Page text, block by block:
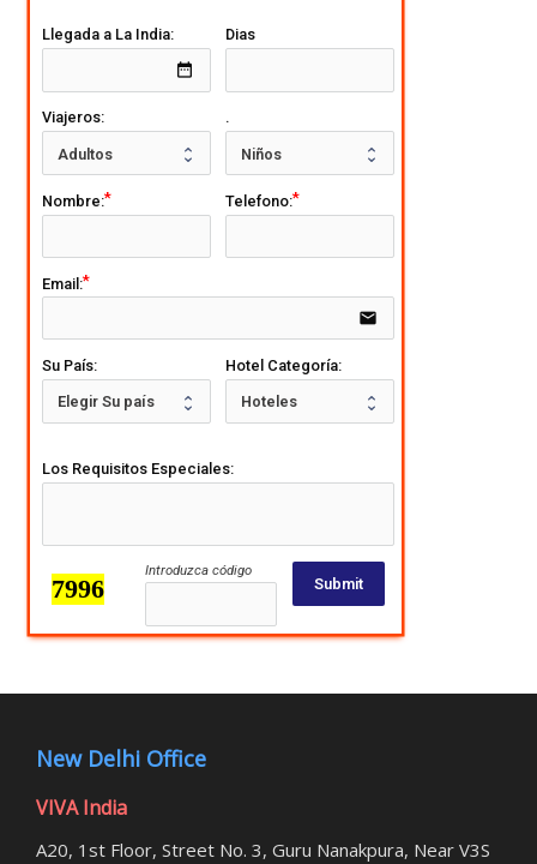
Llegada a La India:
date_range
Dias
Viajeros: .
Nombre: Telefono:
Email:
email
Su País: Hotel Categoría:
Los Requisitos Especiales:
Introduzca código
Submit
New Delhi Office
VIVA India
A20, 1st Floor, Street No. 3, Guru Nanakpura, Near V3S